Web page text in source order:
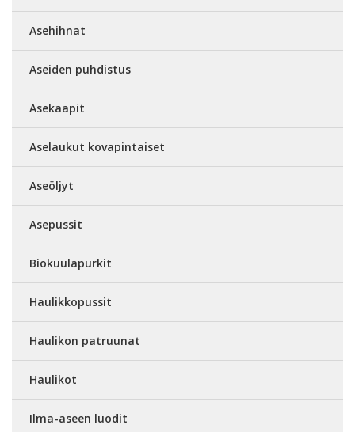
Asehihnat
Aseiden puhdistus
Asekaapit
Aselaukut kovapintaiset
Aseöljyt
Asepussit
Biokuulapurkit
Haulikkopussit
Haulikon patruunat
Haulikot
Ilma-aseen luodit